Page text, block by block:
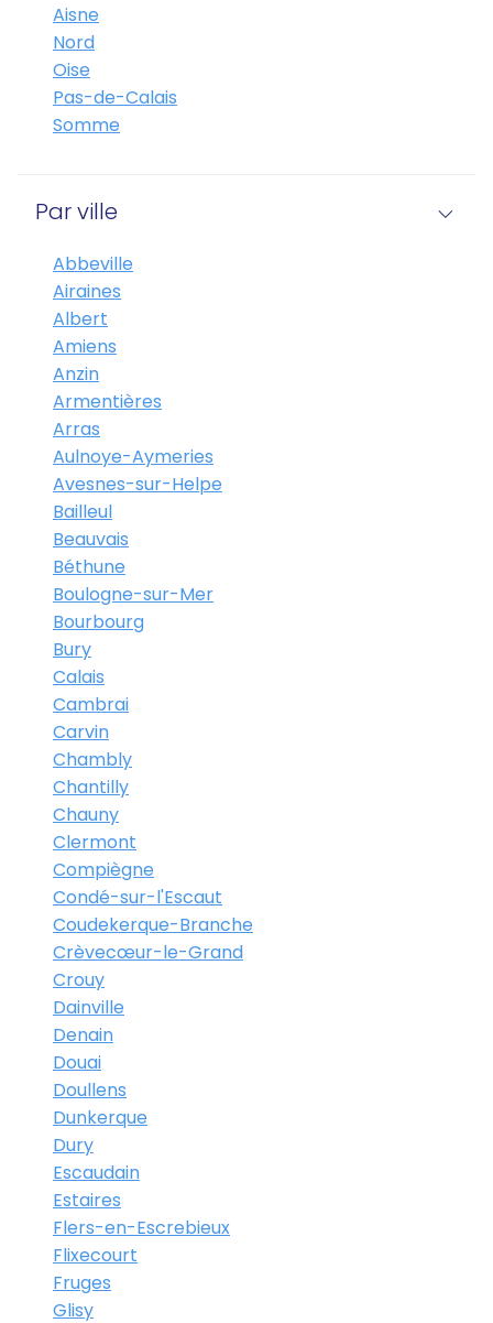
Aisne
Nord
Oise
Pas-de-Calais
Somme
Par ville
Abbeville
Airaines
Albert
Amiens
Anzin
Armentières
Arras
Aulnoye-Aymeries
Avesnes-sur-Helpe
Bailleul
Beauvais
Béthune
Boulogne-sur-Mer
Bourbourg
Bury
Calais
Cambrai
Carvin
Chambly
Chantilly
Chauny
Clermont
Compiègne
Condé-sur-l'Escaut
Coudekerque-Branche
Crèvecœur-le-Grand
Crouy
Dainville
Denain
Douai
Doullens
Dunkerque
Dury
Escaudain
Estaires
Flers-en-Escrebieux
Flixecourt
Fruges
Glisy